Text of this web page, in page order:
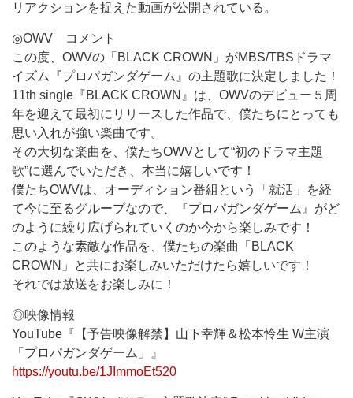
リアクションを捉えた動画が公開されている。
◎OWV コメント
この度、OWVの「BLACK CROWN」がMBS/TBSドラマ
イズム『プロパガンダゲーム』の主題歌に決定しました！
11th single『BLACK CROWN』は、OWVのデビュー５周
年を迎えて最初にリリースした作品で、僕たちにとっても
思い入れが強い楽曲です。
その大切な楽曲を、僕たちOWVとして“初のドラマ主題
歌”に選んでいただき、本当に嬉しいです！
僕たちOWVは、オーディション番組という「就活」を経
て今に至るグループなので、『プロパガンダゲーム』がど
のように繰り広げられていくのか今から楽しみです！
このような素敵な作品を、僕たちの楽曲「BLACK
CROWN」と共にお楽しみいただけたら嬉しいです！
それでは放送をお楽しみに！
◎映像情報
YouTube『【予告映像解禁】山下幸輝＆松本怜生 W主演
「プロパガンダゲーム」』
https://youtu.be/1JImmoEt520